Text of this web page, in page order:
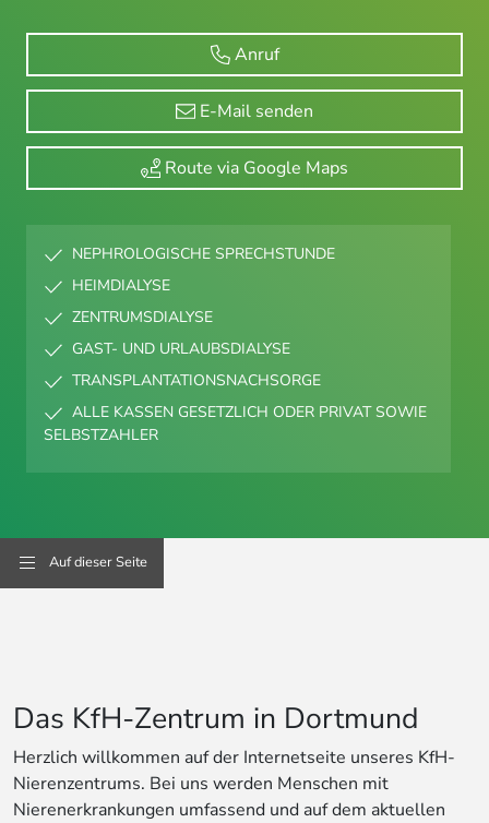
Anruf
E-Mail senden
Route via Google Maps
NEPHROLOGISCHE SPRECHSTUNDE
HEIMDIALYSE
ZENTRUMSDIALYSE
GAST- UND URLAUBSDIALYSE
TRANSPLANTATIONSNACHSORGE
ALLE KASSEN GESETZLICH ODER PRIVAT SOWIE
SELBSTZAHLER
Auf dieser Seite
Das KfH-Zentrum in Dortmund
Herzlich willkommen auf der Internetseite unseres KfH-
Nierenzentrums. Bei uns werden Menschen mit
Nierenerkrankungen umfassend und auf dem aktuellen